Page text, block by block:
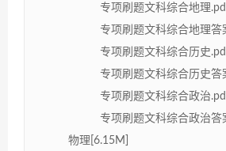
专项刷题文科综合地理
专项刷题文科综合地理答
专项刷题文科综合历史
专项刷题文科综合历史答
专项刷题文科综合政治
专项刷题文科综合政治答
物理[6.15M]